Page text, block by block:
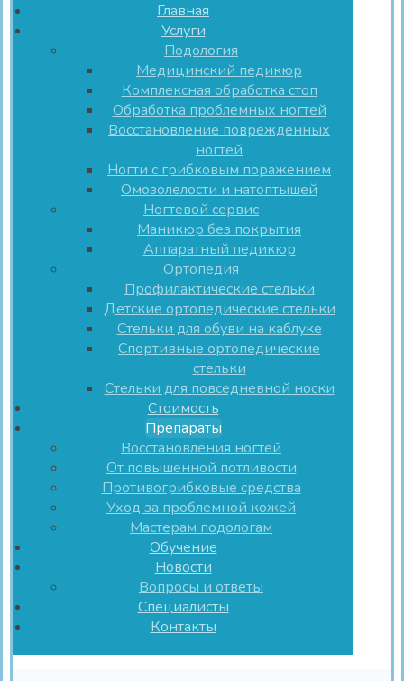
Главная
Услуги
Подология
Медицинский педикюр
Комплексная обработка стоп
Обработка проблемных ногтей
Восстановление поврежденных
ногтей
Ногти с грибковым поражением
Омозолелости и натоптышей
Ногтевой сервис
Маникюр без покрытия
Аппаратный педикюр
Ортопедия
Профилактические стельки
Детские ортопедические стельки
Стельки для обуви на каблуке
Спортивные ортопедические
стельки
Стельки для повседневной носки
Стоимость
Препараты
Восстановления ногтей
От повышенной потливости
Противогрибковые средства
Уход за проблемной кожей
Мастерам подологам
Обучение
Новости
Вопросы и ответы
Специалисты
Контакты